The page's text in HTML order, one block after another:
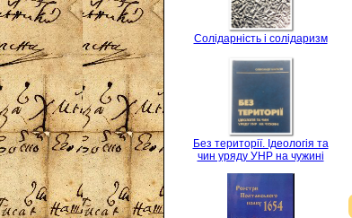
Солідарність і солідаризм
Без території. Ідеологія та
чин уряду УНР на чужині